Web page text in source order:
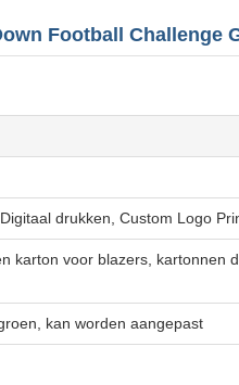
Football Challenge
drukken, Custom Logo
karton voor blazers, kartonnen
kan worden aangepast